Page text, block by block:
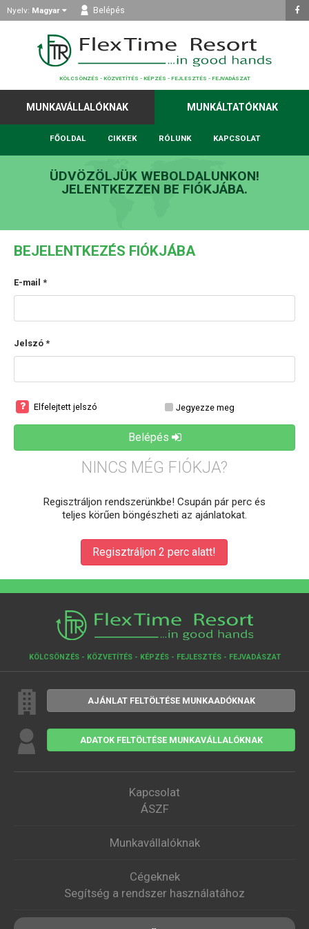
Nyelv: Magyar Belépés
KÖLCSÖNZÉS - KÖZVETÍTÉS - KÉPZÉS - FEJLESZTÉS - FEJVADÁSZAT
MUNKAVÁLLALÓKNAK MUNKÁLTATÓKNAK
FŐOLDAL CIKKEK RÓLUNK KAPCSOLAT
ÜDVÖZÖLJÜK WEBOLDALUNKON!
JELENTKEZZEN BE FIÓKJÁBA.
BEJELENTKEZÉS FIÓKJÁBA
E-mail *
Jelszó *
Elfelejtett jelszó Jegyezze meg
Belépés
NINCS MÉG FIÓKJA?
Regisztráljon rendszerünkbe! Csupán pár perc és
teljes körűen böngészheti az ajánlatokat.
Regisztráljon 2 perc alatt!
KÖLCSÖNZÉS - KÖZVETÍTÉS - KÉPZÉS - FEJLESZTÉS - FEJVADÁSZAT
AJÁNLAT FELTÖLTÉSE MUNKAADÓKNAK
ADATOK FELTÖLTÉSE MUNKAVÁLLALÓKNAK
Kapcsolat
ÁSZF
Munkavállalóknak
Cégeknek
Segítség a rendszer használatához